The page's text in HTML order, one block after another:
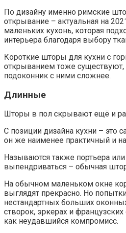
По дизайну именно римские
открывание – актуальная на
маленьких кухонь, которая
интерьера благодаря выбору
Короткие шторы для кухни с
открыванием тоже существуют,
подоконник с ними сложнее.
Длинные
Шторы в пол скрывают ещё и
С позиции дизайна кухни – это
он же наименее практичный и
Называются также портьера
выпендриваться – обычная
На обычном маленьком окне
выглядят прекрасно. Но
нестандартных больших
створок, эркерах и
как неудавшийся компромисс.